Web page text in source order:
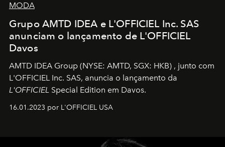
MODA
Grupo AMTD IDEA e L'OFFICIEL Inc. SAS
anunciam o lançamento de L'OFFICIEL
Davos
AMTD IDEA Group (NYSE: AMTD, SGX: HKB) , junto com
L'OFFICIEL Inc. SAS, anuncia o lançamento da
L'OFFICIEL Special Edition em Davos.
16.01.2023 por L'OFFICIEL USA